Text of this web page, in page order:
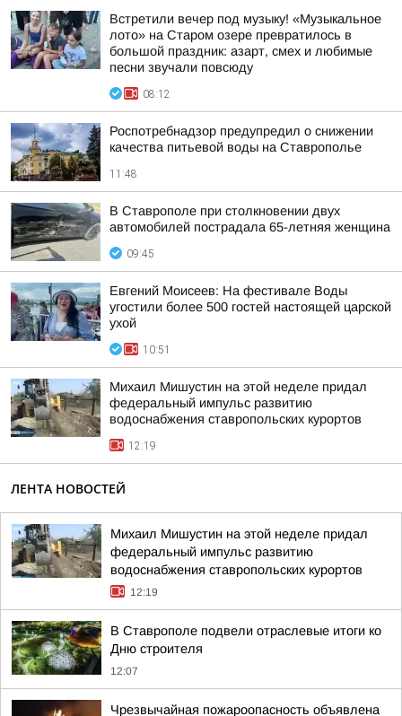
Встретили вечер под музыку! «Музыкальное
лото» на Старом озере превратилось в
большой праздник: азарт, смех и любимые
песни звучали повсюду
08:12
Роспотребнадзор предупредил о снижении
качества питьевой воды на Ставрополье
11:48
В Ставрополе при столкновении двух
автомобилей пострадала 65-летняя женщина
09:45
Евгений Моисеев: На фестивале Воды
угостили более 500 гостей настоящей царской
ухой
10:51
Михаил Мишустин на этой неделе придал
федеральный импульс развитию
водоснабжения ставропольских курортов
12:19
ЛЕНТА НОВОСТЕЙ
Михаил Мишустин на этой неделе придал
федеральный импульс развитию
водоснабжения ставропольских курортов
12:19
В Ставрополе подвели отраслевые итоги ко
Дню строителя
12:07
Чрезвычайная пожароопасность объявлена